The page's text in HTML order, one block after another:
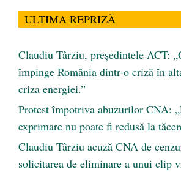
ULTIMA REPRIZĂ
Claudiu Târziu, președintele ACT:
împinge România dintr-o criză în
criza energiei.”
Protest împotriva abuzurilor CNA:
exprimare nu poate fi redusă la
Claudiu Târziu acuză CNA de
solicitarea de eliminare a unui clip